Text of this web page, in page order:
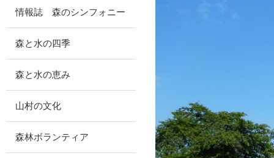
情報誌 森のシンフォニー
森と水の四季
森と水の恵み
山村の文化
森林ボランティア